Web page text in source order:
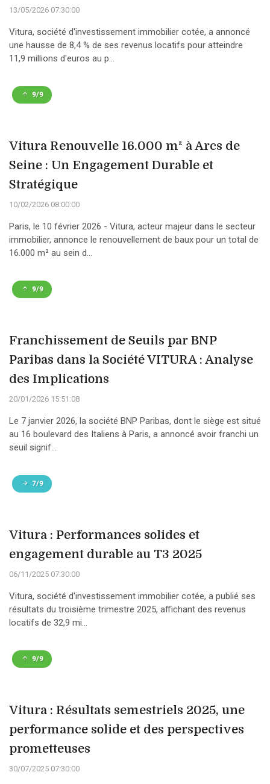
13/05/2026 07:30:00
Vitura, société d'investissement immobilier cotée, a annoncé
une hausse de 8,4 % de ses revenus locatifs pour atteindre
11,9 millions d'euros au p...
9/9
Vitura Renouvelle 16.000 m² à Arcs de
Seine : Un Engagement Durable et
Stratégique
10/02/2026 08:00:00
Paris, le 10 février 2026 - Vitura, acteur majeur dans le secteur
immobilier, annonce le renouvellement de baux pour un total de
16.000 m² au sein d...
9/9
Franchissement de Seuils par BNP
Paribas dans la Société VITURA : Analyse
des Implications
20/01/2026 15:51:08
Le 7 janvier 2026, la société BNP Paribas, dont le siège est situé
au 16 boulevard des Italiens à Paris, a annoncé avoir franchi un
seuil signif...
7/9
Vitura : Performances solides et
engagement durable au T3 2025
06/11/2025 07:30:00
Vitura, société d'investissement immobilier cotée, a publié ses
résultats du troisième trimestre 2025, affichant des revenus
locatifs de 32,9 mi...
9/9
Vitura : Résultats semestriels 2025, une
performance solide et des perspectives
prometteuses
30/07/2025 07:30:00